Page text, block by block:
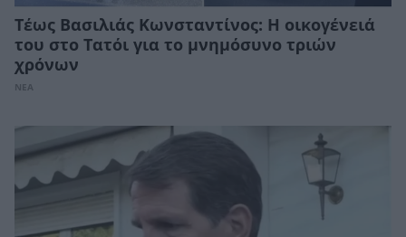
Tέως Βασιλιάς Κωνσταντίνος: Η οικογένειά
του στο Τατόι για το μνημόσυνο τριών
χρόνων
ΝΕΑ